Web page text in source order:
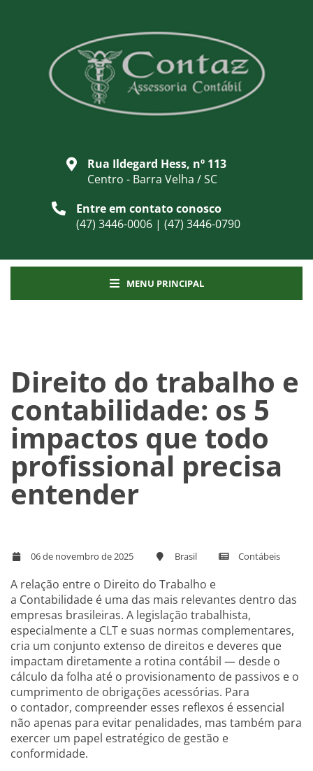
Rua Ildegard Hess, nº 113
Centro - Barra Velha / SC
Entre em contato conosco
(47) 3446-0006 | (47) 3446-0790
MENU PRINCIPAL
Direito do trabalho e
contabilidade: os 5
impactos que todo
profissional precisa
entender
06 de novembro de 2025 Brasil Contábeis
A relação entre o Direito do Trabalho e
a Contabilidade é uma das mais relevantes dentro das
empresas brasileiras. A legislação trabalhista,
especialmente a CLT e suas normas complementares,
cria um conjunto extenso de direitos e deveres que
impactam diretamente a rotina contábil — desde o
cálculo da folha até o provisionamento de passivos e o
cumprimento de obrigações acessórias. Para
o contador, compreender esses reflexos é essencial
não apenas para evitar penalidades, mas também para
exercer um papel estratégico de gestão e
conformidade.